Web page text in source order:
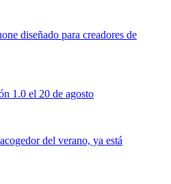
diseñado para creadores de
1.0 el 20 de agosto
del verano, ya está